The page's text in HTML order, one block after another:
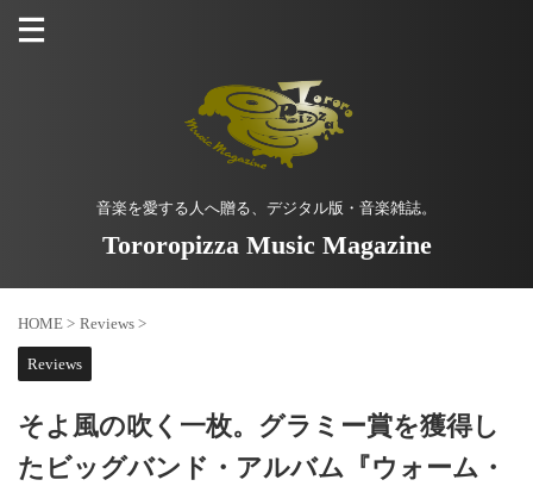
音楽を愛する人へ贈る、デジタル版・音楽雑誌。
Tororopizza Music Magazine
HOME > Reviews >
Reviews
そよ風の吹く一枚。グラミー賞を獲得し
たビッグバンド・アルバム『ウォーム・